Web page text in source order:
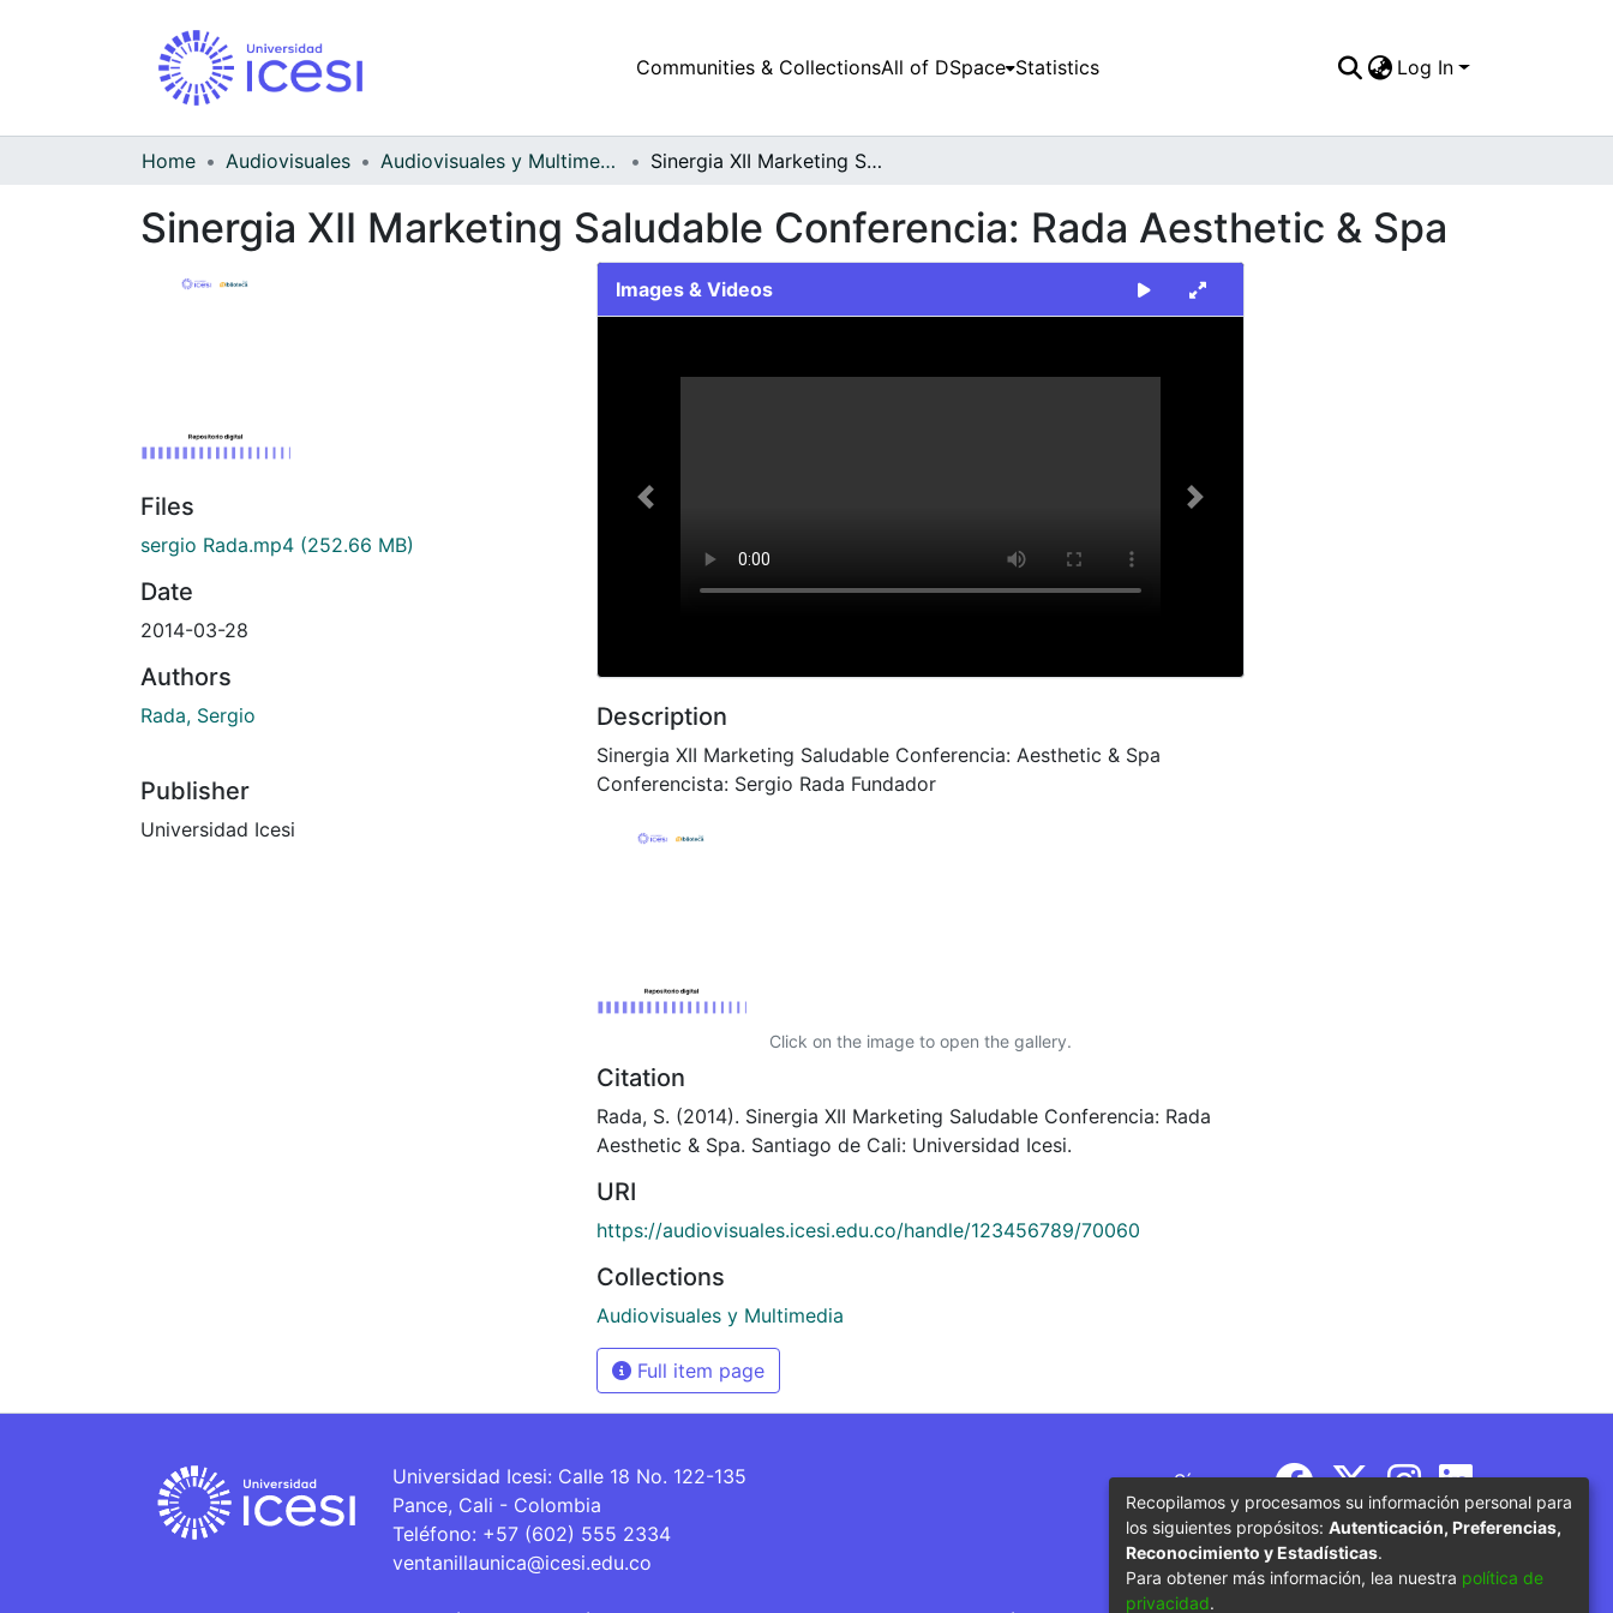
Communities & CollectionsAll of DSpace Statistics Log In
Home Audiovisuales Audiovisuales y Multimedia Sinergia XII Marketing Saludable Conferencia: Rada Aesthetic & Spa
Sinergia XII Marketing Saludable Conferencia: Rada Aesthetic & Spa
Files
sergio Rada.mp4 (252.66 MB)
Date
2014-03-28
Authors
Rada, Sergio
Publisher
Universidad Icesi
Images & Videos
Previous Next
Description
Sinergia XII Marketing Saludable Conferencia: Aesthetic & Spa
Conferencista: Sergio Rada Fundador
Click on the image to open the gallery.
Citation
Rada, S. (2014). Sinergia XII Marketing Saludable Conferencia: Rada
Aesthetic & Spa. Santiago de Cali: Universidad Icesi.
URI
https://audiovisuales.icesi.edu.co/handle/123456789/70060
Collections
Audiovisuales y Multimedia
Full item page
Universidad Icesi: Calle 18 No. 122-135
Pance, Cali - Colombia
Teléfono: +57 (602) 555 2334
ventanillaunica@icesi.edu.co
Síguenos
Recopilamos y procesamos su información personal para
los siguientes propósitos: Autenticación, Preferencias,
Reconocimiento y Estadísticas.
Para obtener más información, lea nuestra política de
privacidad.